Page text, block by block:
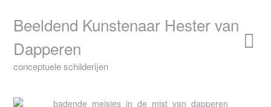
contentBeeldend Kunstenaar Hester van
Dapperen
conceptuele schilderijen